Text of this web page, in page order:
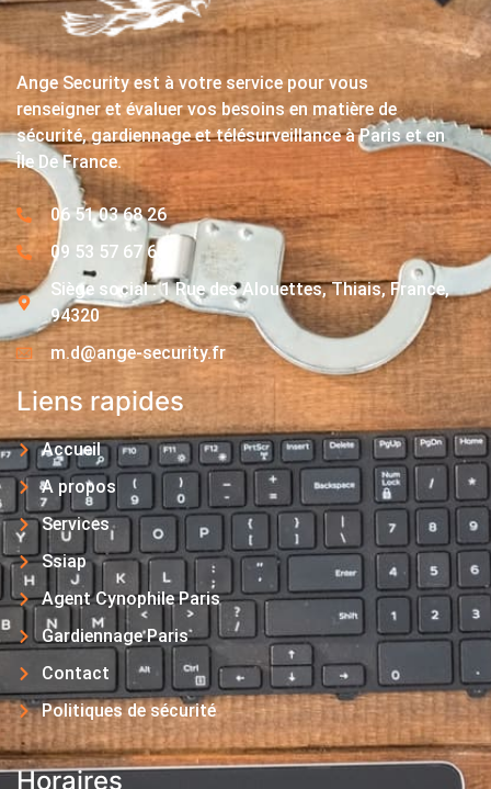
Ange Security est à votre service pour vous
renseigner et évaluer vos besoins en matière de
sécurité, gardiennage et télésurveillance à Paris et en
Île De France.
06 51 03 68 26
09 53 57 67 63
Siège social : 1 Rue des Alouettes, Thiais, France,
94320
m.d@ange-security.fr
Liens rapides
Accueil
A propos
Services
Ssiap
Agent Cynophile Paris
Gardiennage Paris
Contact
Politiques de sécurité
Horaires